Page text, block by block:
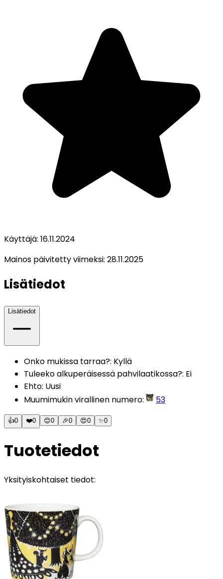
Käyttäjä: 16.11.2024
Mainos päivitetty viimeksi: 28.11.2025
Lisätiedot
Lisätiedot
Onko mukissa tarraa?: Kyllä
Tuleeko alkuperäisessä pahvilaatikossa?: Ei
Ehto: Uusi
Muumimukin virallinen numero: 53
👍0 ❤️0 😊0 🎉0 😍0 ✨0
Tuotetiedot
Yksityiskohtaiset tiedot: